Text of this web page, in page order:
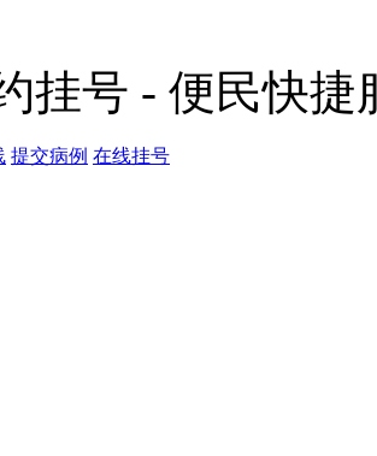
挂号 - 便民快捷
提交病例 在线挂号